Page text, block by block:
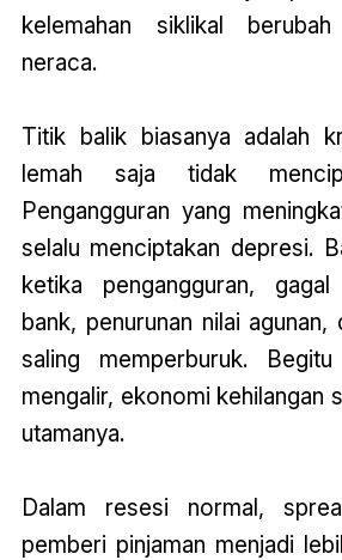
kelemahan siklikal
neraca.
Titik balik biasanya adalah
lemah saja tidak
Pengangguran yang
selalu menciptakan depresi.
ketika pengangguran,
bank, penurunan nilai
saling memperburuk.
mengalir, ekonomi kehilangan
utamanya.
Dalam resesi normal,
pemberi pinjaman menjadi